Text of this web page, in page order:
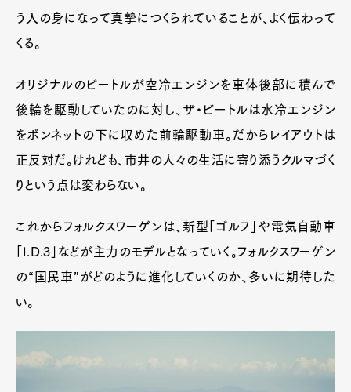
う人の身になって真摯につくられていることが、よく伝わって
くる。
オリジナルのビートルが空冷エンジンを車体後部に積んで
後輪を駆動していたのに対し、ザ・ビートルは水冷エンジン
をボンネットの下に収めた前輪駆動車。だからレイアウトは
正反対だ。けれども、市井の人々の生活に寄り添うクルマづく
りという点は変わらない。
これからフォルクスワーゲンは、新型「ゴルフ」や電気自動車
「I.D.3」などが主力のモデルとなっていく。フォルクスワーゲン
の“国民車”がどのように進化していくのか、多いに期待した
い。